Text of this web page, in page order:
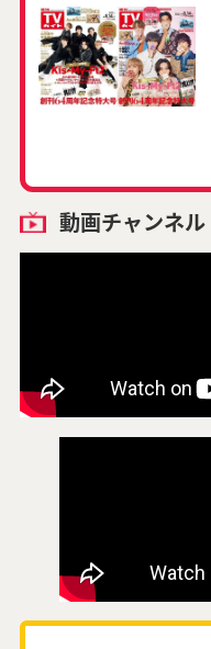
動画チャンネル